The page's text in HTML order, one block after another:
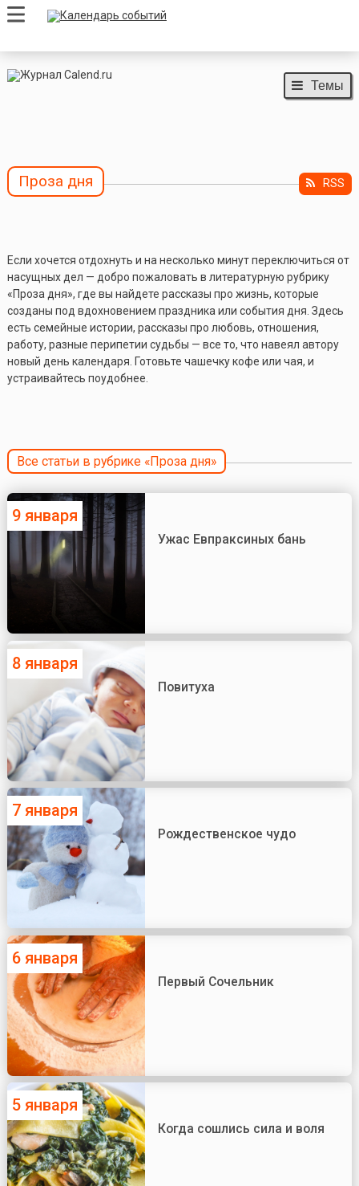
Темы
Проза дня RSS
Если хочется отдохнуть и на несколько минут переключиться от
насущных дел — добро пожаловать в литературную рубрику
«Проза дня», где вы найдете рассказы про жизнь, которые
созданы под вдохновением праздника или события дня. Здесь
есть семейные истории, рассказы про любовь, отношения,
работу, разные перипетии судьбы — все то, что навеял автору
новый день календаря. Готовьте чашечку кофе или чая, и
устраивайтесь поудобнее.
Все статьи в рубрике «Проза дня»
9 января
Ужас Евпраксиных бань
8 января
Повитуха
7 января
Рождественское чудо
6 января
Первый Сочельник
5 января
Когда сошлись сила и воля